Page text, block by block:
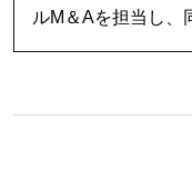
ルM＆Aを担当し、